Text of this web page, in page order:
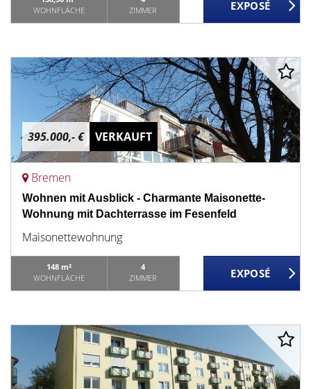
WOHNFLÄCHE
ZIMMER
395.000,- € VERKAUFT
Bremen
Wohnen mit Ausblick - Charmante Maisonette-
Wohnung mit Dachterrasse im Fesenfeld
Maisonettewohnung
148 m²
WOHNFLÄCHE
4
ZIMMER